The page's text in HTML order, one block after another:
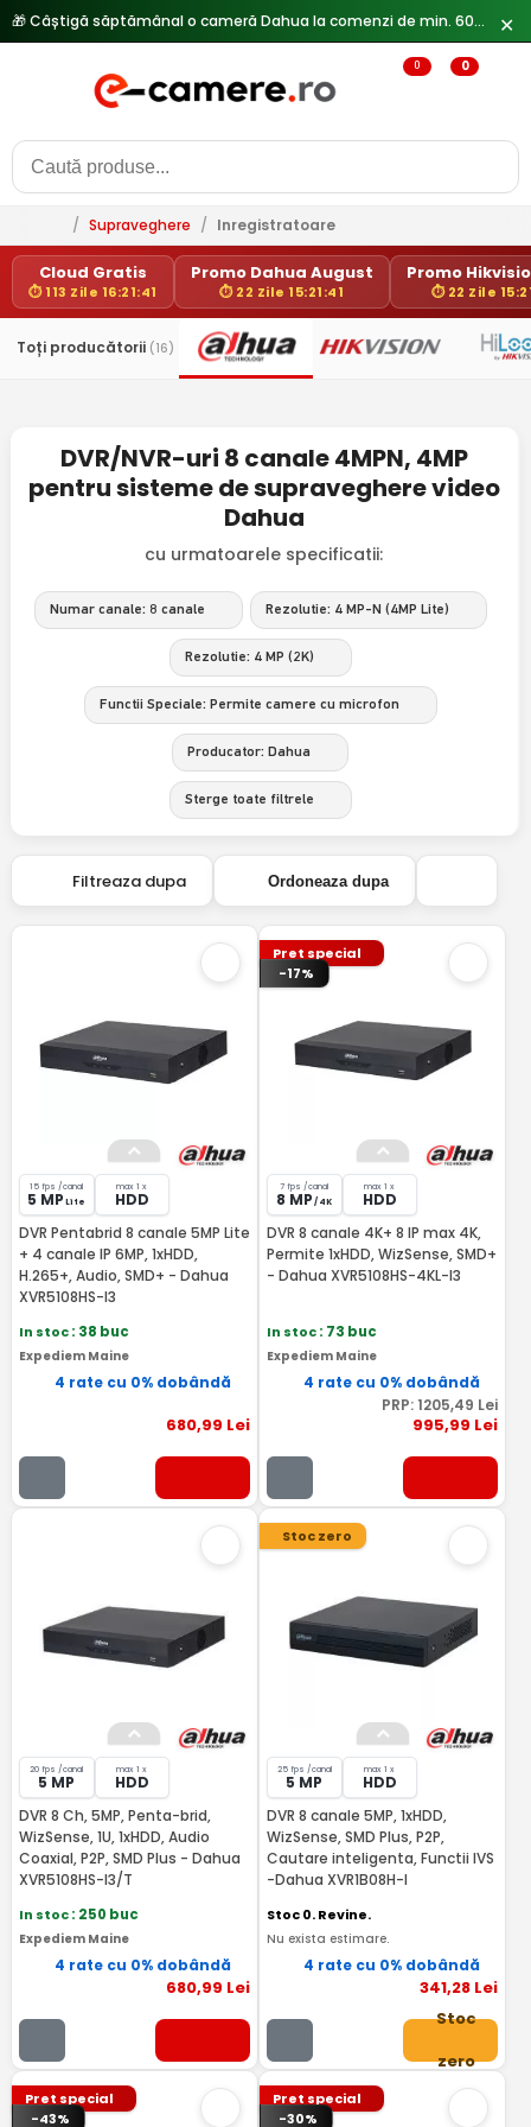
🎁 Câștigă săptămânal o cameră Dahua la comenzi de min. 600 lei — ✕
0 0
/ Supraveghere / Inregistratoare
Cloud Gratis
⏱ 113 Zile 16:21:40
Promo Dahua August
⏱ 22 Zile 15:21:40
Promo
⏱ 22 Zile
Toți producătorii (16)
DVR/NVR-uri 8 canale 4MPN, 4MP
pentru sisteme de supraveghere video
Dahua
cu urmatoarele specificatii:
Numar canale: 8 canale Rezolutie: 4 MP-N (4MP Lite)
Rezolutie: 4 MP (2K)
Functii Speciale: Permite camere cu microfon
Producator: Dahua
Sterge toate filtrele
Filtreaza dupa Ordoneaza dupa
15 fps /canal
5 MP Lite
max 1 x
HDD
DVR Pentabrid 8 canale 5MP Lite
+ 4 canale IP 6MP, 1xHDD,
H.265+, Audio, SMD+ - Dahua
XVR5108HS-I3
In stoc: 38 buc
Expediem Maine
4 rate cu 0% dobândă
680,99 Lei
Pret special
-17%
7 fps /canal
8 MP / 4K
max 1 x
HDD
DVR 8 canale 4K+ 8 IP max 4K,
Permite 1xHDD, WizSense, SMD+
- Dahua XVR5108HS-4KL-I3
In stoc: 73 buc
Expediem Maine
4 rate cu 0% dobândă
PRP: 1205,49 Lei
995,99 Lei
20 fps /canal
5 MP
max 1 x
HDD
DVR 8 Ch, 5MP, Penta-brid,
WizSense, 1U, 1xHDD, Audio
Coaxial, P2P, SMD Plus - Dahua
XVR5108HS-I3/T
In stoc: 250 buc
Expediem Maine
4 rate cu 0% dobândă
680,99 Lei
Stoc zero
25 fps /canal
5 MP
max 1 x
HDD
DVR 8 canale 5MP, 1xHDD,
WizSense, SMD Plus, P2P,
Cautare inteligenta, Functii IVS
-Dahua XVR1B08H-I
Stoc 0. Revine.
Nu exista estimare.
4 rate cu 0% dobândă
341,28 Lei
Stoc
zero
Pret special
-43%
Pret special
-30%